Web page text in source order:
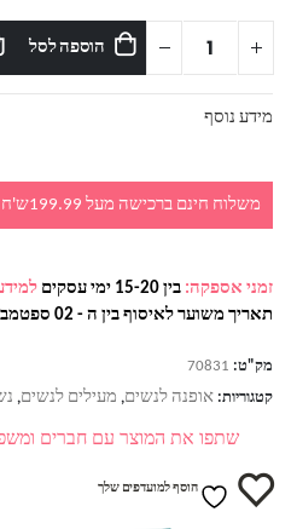
הוספה לסל
מידע נוסף
משלוח חינם ברכישה מעל 199.99ש'ח
זמני אספקה: בין 15-20 ימי עסקים
תאריך משוער לאיסוף בין ה - 02 ספטמבר ל - 12 ספטמבר
מק"ט: 70831
קטגוריות: אופנה לנשים, מעילים לנשים,
שתפו את המוצר עם חברים
הוסף למועדפים שלך